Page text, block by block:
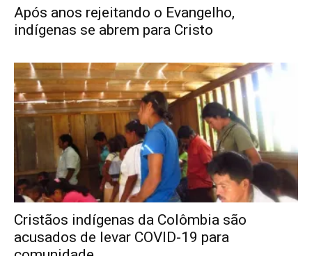
Após anos rejeitando o Evangelho,
indígenas se abrem para Cristo
Cristãos indígenas da Colômbia são
acusados de levar COVID-19 para